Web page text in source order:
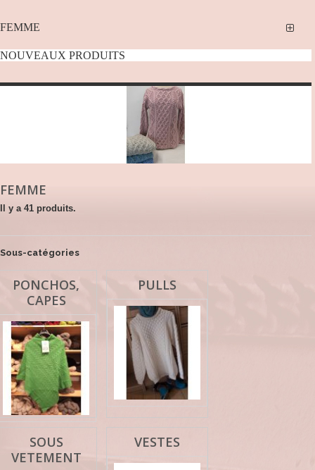
FEMME
NOUVEAUX PRODUITS
FEMME
Il y a 41 produits.
Sous-catégories
PONCHOS,
CAPES
PULLS
SOUS
VETEMENT
VESTES